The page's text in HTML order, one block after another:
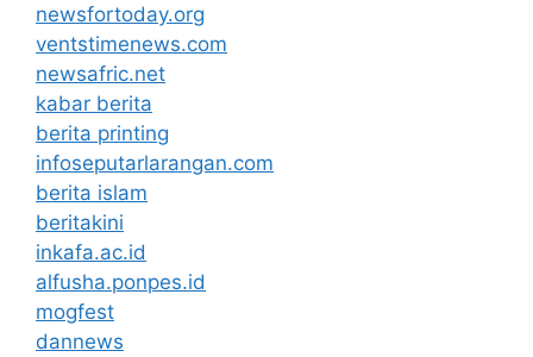
newsfortoday.org
ventstimenews.com
newsafric.net
kabar berita
berita printing
infoseputarlarangan.com
berita islam
beritakini
inkafa.ac.id
alfusha.ponpes.id
mogfest
dannews